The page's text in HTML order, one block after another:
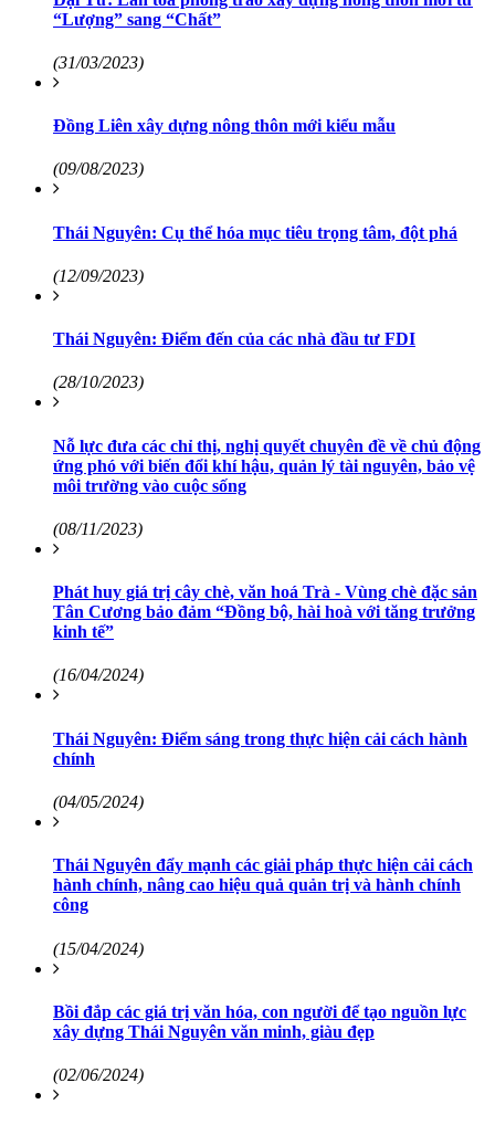
“Lượng” sang “Chất”
(31/03/2023)
Đồng Liên xây dựng nông thôn mới kiểu mẫu
(09/08/2023)
Thái Nguyên: Cụ thể hóa mục tiêu trọng tâm, đột phá
(12/09/2023)
Thái Nguyên: Điểm đến của các nhà đầu tư FDI
(28/10/2023)
Nỗ lực đưa các chỉ thị, nghị quyết chuyên đề về chủ động
ứng phó với biến đổi khí hậu, quản lý tài nguyên, bảo vệ
môi trường vào cuộc sống
(08/11/2023)
Phát huy giá trị cây chè, văn hoá Trà - Vùng chè đặc sản
Tân Cương bảo đảm “Đồng bộ, hài hoà với tăng trưởng
kinh tế”
(16/04/2024)
Thái Nguyên: Điểm sáng trong thực hiện cải cách hành
chính
(04/05/2024)
Thái Nguyên đẩy mạnh các giải pháp thực hiện cải cách
hành chính, nâng cao hiệu quả quản trị và hành chính
công
(15/04/2024)
Bồi đắp các giá trị văn hóa, con người để tạo nguồn lực
xây dựng Thái Nguyên văn minh, giàu đẹp
(02/06/2024)